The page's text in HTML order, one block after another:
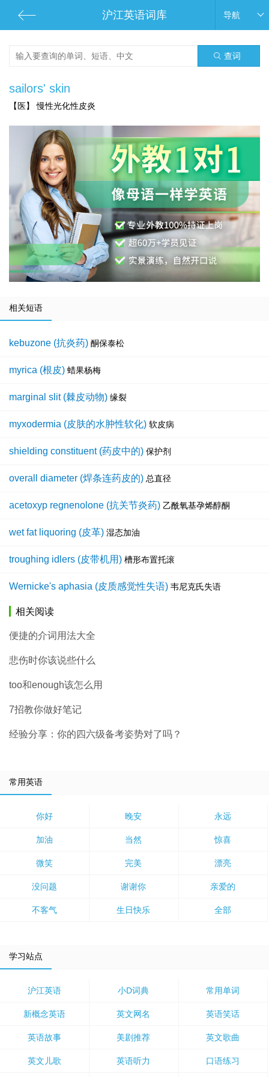
沪江英语词库 导航
查词
sailors' skin
【医】 慢性光化性皮炎
相关短语
kebuzone (抗炎药) 酮保泰松
myrica (根皮) 蜡果杨梅
marginal slit (棘皮动物) 缘裂
myxodermia (皮肤的水肿性软化) 软皮病
shielding constituent (药皮中的) 保护剂
overall diameter (焊条连药皮的) 总直径
acetoxyp regnenolone (抗关节炎药) 乙酰氧基孕烯醇酮
wet fat liquoring (皮革) 湿态加油
troughing idlers (皮带机用) 槽形布置托滚
Wernicke's aphasia (皮质感觉性失语) 韦尼克氏失语
相关阅读
便捷的介词用法大全
悲伤时你该说些什么
too和enough该怎么用
7招教你做好笔记
经验分享：你的四六级备考姿势对了吗？
常用英语
你好 晚安 永远
加油 当然 惊喜
微笑 完美 漂亮
没问题 谢谢你 亲爱的
不客气 生日快乐 全部
学习站点
沪江英语 小D词典 常用单词
新概念英语 英文网名 英语笑话
英语故事 美剧推荐 英文歌曲
英文儿歌 英语听力 口语练习